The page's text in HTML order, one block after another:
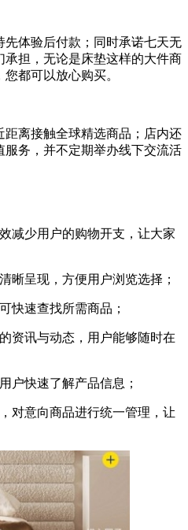
体验后付款；同时承诺七天无
担，无论是床垫这样的大件商
都可以放心购买。
离接触全球精选商品；店内还
务，并不定期举办线下交流活
减少用户的购物开支，让大家
晰呈现，方便用户浏览选择；
快速查找所需商品；
资讯与动态，用户能够随时在
户快速了解产品信息；
对意向商品进行统一管理，让